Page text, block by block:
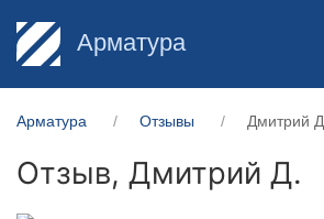
Арматура
Арматура Отзывы Дмитрий Д.
Отзыв, Дмитрий Д.